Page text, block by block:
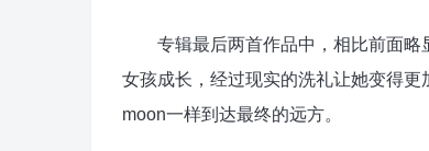
专辑最后两首作品中，相比前面略
女孩成长，经过现实的洗礼让她变得
moon⼀样到达最终的远方。